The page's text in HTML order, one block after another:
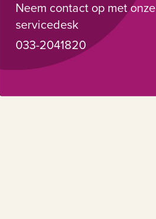
Neem contact op met onze
servicedesk
033-2041820